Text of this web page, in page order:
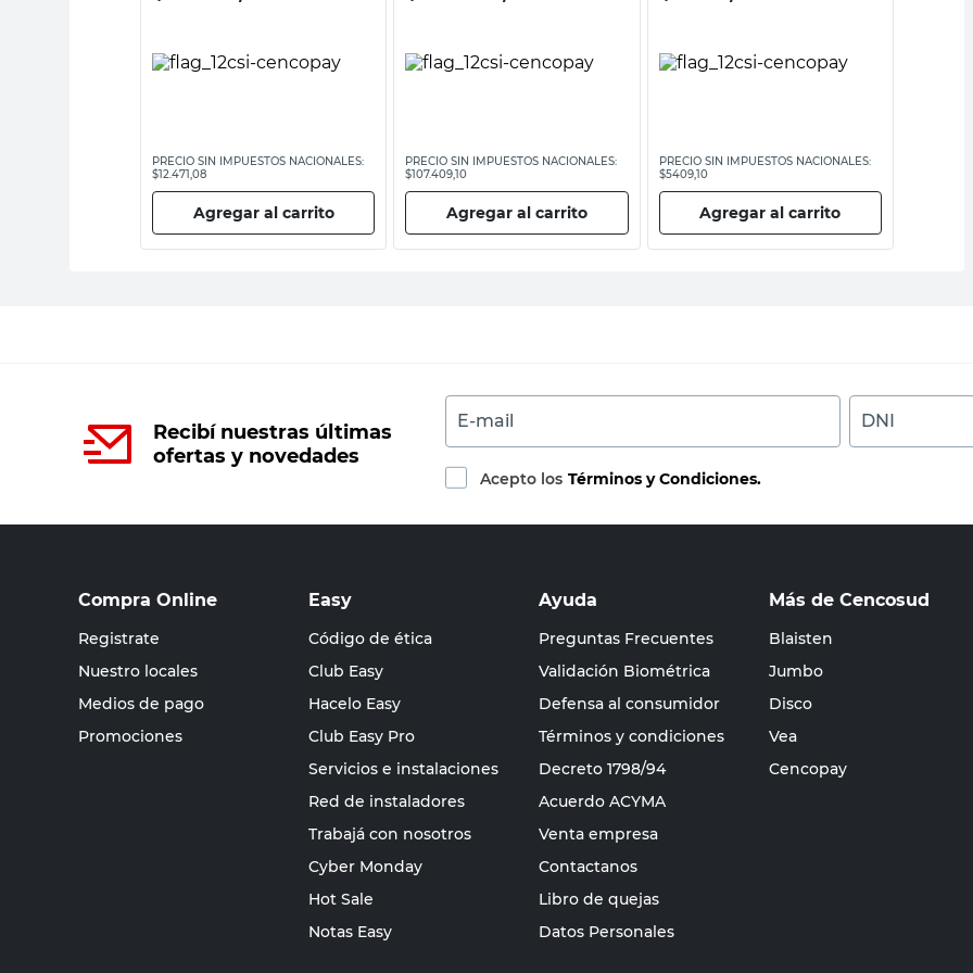
PRECIO SIN IMPUESTOS NACIONALES:
$12.471,08
Agregar al carrito
PRECIO SIN IMPUESTOS NACIONALES:
$107.409,10
Agregar al carrito
PRECIO SIN IMPUESTOS NACIONALES:
$5409,10
Agregar al carrito
Recibí nuestras últimas
ofertas y novedades
E-mail DNI
Acepto los Términos y Condiciones.
Compra Online
Registrate
Nuestro locales
Medios de pago
Promociones
Easy
Código de ética
Club Easy
Hacelo Easy
Club Easy Pro
Servicios e instalaciones
Red de instaladores
Trabajá con nosotros
Cyber Monday
Hot Sale
Notas Easy
Ayuda
Preguntas Frecuentes
Validación Biométrica
Defensa al consumidor
Términos y condiciones
Decreto 1798/94
Acuerdo ACYMA
Venta empresa
Contactanos
Libro de quejas
Datos Personales
Más de Cencosud
Blaisten
Jumbo
Disco
Vea
Cencopay